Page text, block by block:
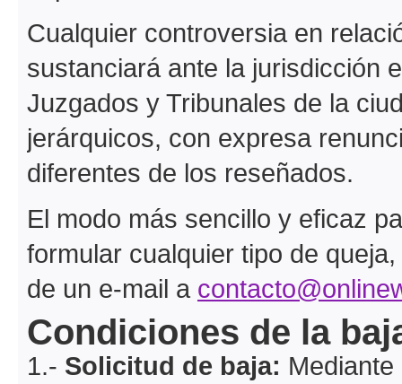
Cualquier controversia en
sustanciará ante la jurisdicción
Juzgados y Tribunales de la
jerárquicos, con expresa
diferentes de los reseñados.
El modo más sencillo y eficaz
formular cualquier tipo de
de un e-mail a
Condiciones de la
1.- Solicitud de baja: